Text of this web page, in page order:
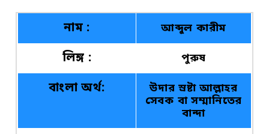
নাম : আব্দুল কারীম
লিঙ্গ : পুরুষ
বাংলা অর্থ:
উদার স্রষ্টা আল্লাহর
সেবক বা সম্মানিতের
বান্দা